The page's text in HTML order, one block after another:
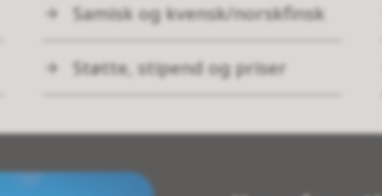
Samisk og kvensk/norskfinsk
Støtte, stipend og priser